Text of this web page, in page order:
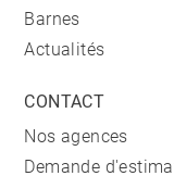
Barnes
Actualités
CONTACT
Nos agences
Demande